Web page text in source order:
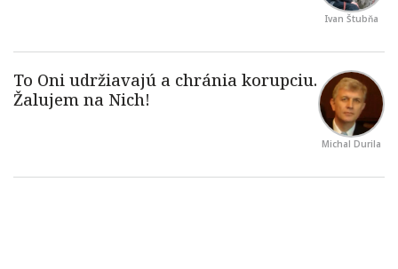
Ivan Štubňa
Michal Durila